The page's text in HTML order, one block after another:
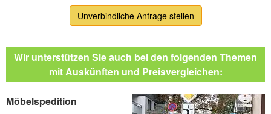
Unverbindliche Anfrage stellen
Wir unterstützen Sie auch bei den folgenden Themen
mit Auskünften und Preisvergleichen:
Möbelspedition